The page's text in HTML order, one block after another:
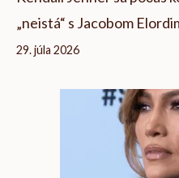
„neistá“ s Jacobom
29. júla 2026